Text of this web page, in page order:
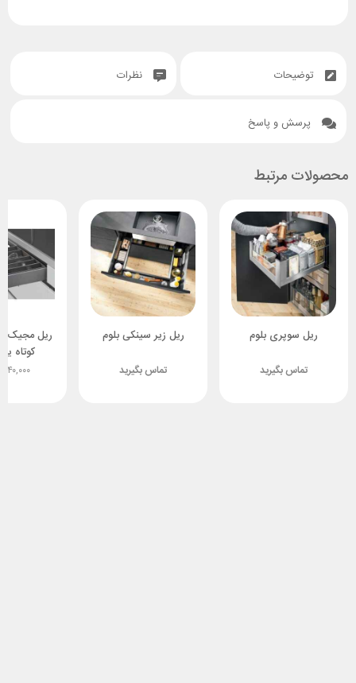
توضیحات نظرات
پرسش و پاسخ
محصولات مرتبط
ریل سوپری بلوم
تماس بگیرید
ریل زیر سینکی بلوم
تماس بگیرید
ریل مجیک
کوتاه